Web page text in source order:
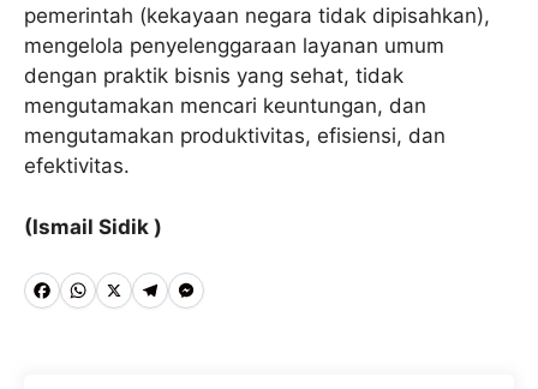
pemerintah (kekayaan negara tidak dipisahkan),
mengelola penyelenggaraan layanan umum
dengan praktik bisnis yang sehat, tidak
mengutamakan mencari keuntungan, dan
mengutamakan produktivitas, efisiensi, dan
efektivitas.
(Ismail Sidik )
F WX T M